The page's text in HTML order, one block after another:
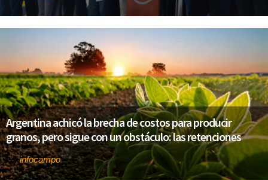
Argentina achicó la brecha de costos para producir
granos, pero sigue con un obstáculo: las retenciones
Porinfocampo